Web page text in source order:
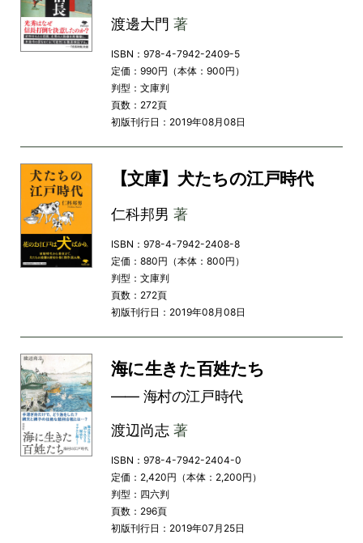
渡邊大門 著
ISBN：978-4-7942-2409-5
定価：990円（本体：900円）
判型：文庫判
頁数：272頁
初版刊行日：2019年08月08日
【文庫】犬たちの江戸時代
仁科邦男 著
ISBN：978-4-7942-2408-8
定価：880円（本体：800円）
判型：文庫判
頁数：272頁
初版刊行日：2019年08月08日
海に生きた百姓たち
―― 海村の江戸時代
渡辺尚志著
ISBN：978-4-7942-2404-0
定価：2,420円（本体：2,200円）
判型：四六判
頁数：296頁
初版刊行日：2019年07月25日